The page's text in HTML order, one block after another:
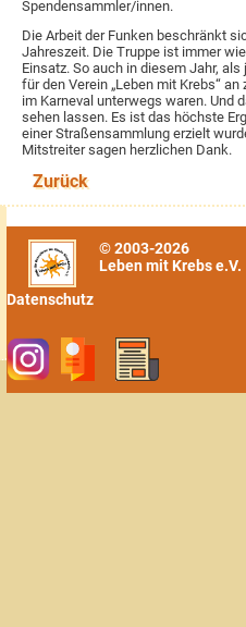
Spendensammler/innen.
Die Arbeit der Funken beschränkt
Jahreszeit. Die Truppe ist immer
Einsatz. So auch in diesem Jahr,
für den Verein „Leben mit Krebs“
im Karneval unterwegs waren. Und
sehen lassen. Es ist das höchste
einer Straßensammlung erzielt
Mitstreiter sagen herzlichen Dank.
Zurück
© 2003-2026
Leben mit Krebs e.V.
Datenschutz
Ernährung
Entspannung
Ziele & Aufgaben
Spenden & Fördern
zertifizierte Krebszentren